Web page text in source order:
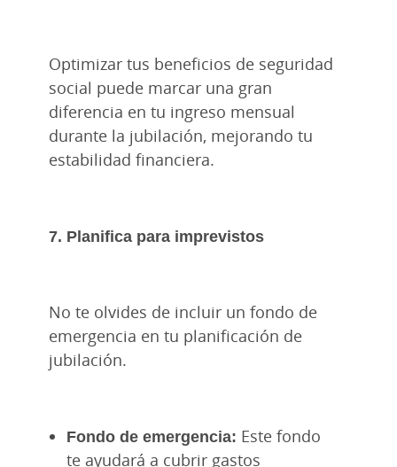
Optimizar tus beneficios de seguridad
social puede marcar una gran
diferencia en tu ingreso mensual
durante la jubilación, mejorando tu
estabilidad financiera.
7. Planifica para imprevistos
No te olvides de incluir un fondo de
emergencia en tu planificación de
jubilación.
Fondo de emergencia: Este fondo
te ayudará a cubrir gastos